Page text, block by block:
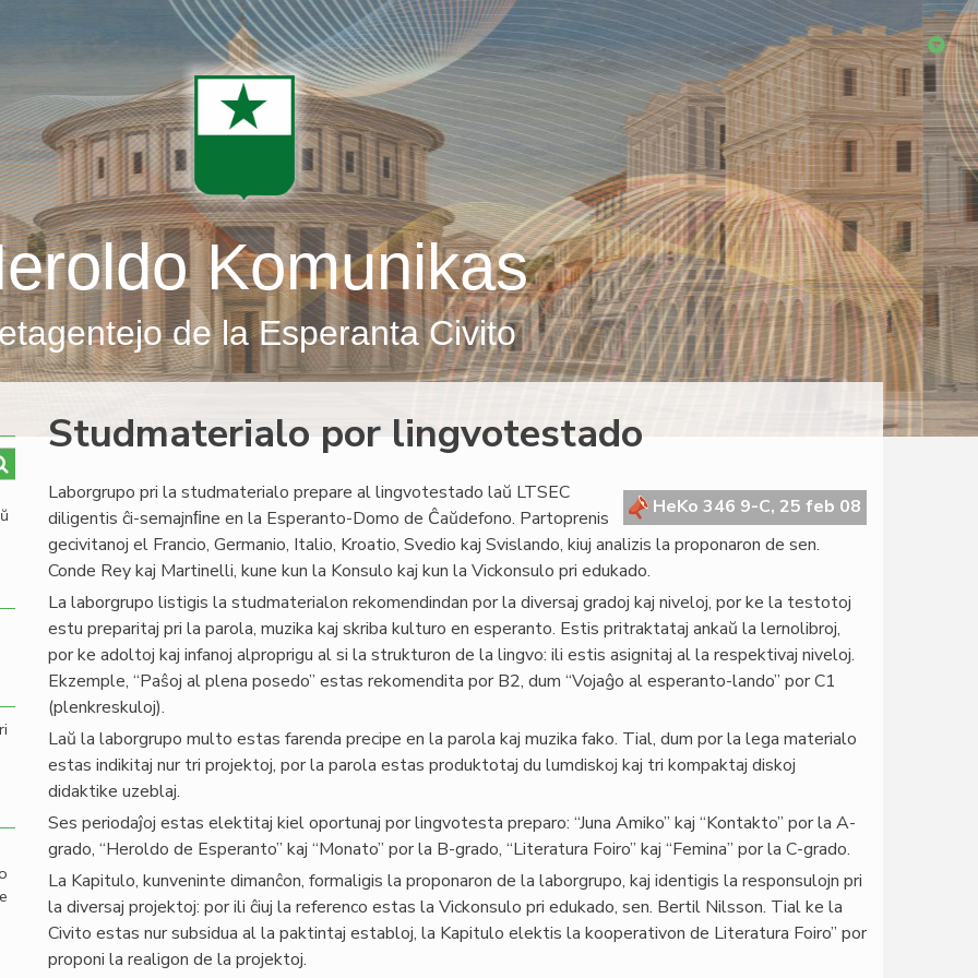
Komunikas
de la Esperanta Civito
Studmaterialo por lingvotestado
HeKo 346 9-C, 25 feb 08
Laborgrupo pri la studmaterialo prepare al lingvotestado laŭ LTSEC
diligentis ĉi-semajnﬁne en la Esperanto-Domo de Ĉaŭdefono. Partoprenis
gecivitanoj el Francio, Germanio, Italio, Kroatio, Svedio kaj Svislando, kiuj analizis la proponaron de sen.
Conde Rey kaj Martinelli, kune kun la Konsulo kaj kun la Vickonsulo pri edukado.
La laborgrupo listigis la studmaterialon rekomendindan por la diversaj gradoj kaj niveloj, por ke la testotoj
estu preparitaj pri la parola, muzika kaj skriba kulturo en esperanto. Estis pritraktataj ankaŭ la lernolibroj,
por ke adoltoj kaj infanoj alproprigu al si la strukturon de la lingvo: ili estis asignitaj al la respektivaj niveloj.
Ekzemple, “Paŝoj al plena posedo” estas rekomendita por B2, dum “Vojaĝo al esperanto-lando” por C1
(plenkreskuloj).
Laŭ la laborgrupo multo estas farenda precipe en la parola kaj muzika fako. Tial, dum por la lega materialo
estas indikitaj nur tri projektoj, por la parola estas produktotaj du lumdiskoj kaj tri kompaktaj diskoj
didaktike uzeblaj.
Ses periodaĵoj estas elektitaj kiel oportunaj por lingvotesta preparo: “Juna Amiko” kaj “Kontakto” por la A-
grado, “Heroldo de Esperanto” kaj “Monato” por la B-grado, “Literatura Foiro” kaj “Femina” por la C-grado.
La Kapitulo, kunveninte dimanĉon, formaligis la proponaron de la laborgrupo, kaj identigis la responsulojn pri
la diversaj projektoj: por ili ĉiuj la referenco estas la Vickonsulo pri edukado, sen. Bertil Nilsson. Tial ke la
Civito estas nur subsidua al la paktintaj establoj, la Kapitulo elektis la kooperativon de Literatura Foiro” por
proponi la realigon de la projektoj.